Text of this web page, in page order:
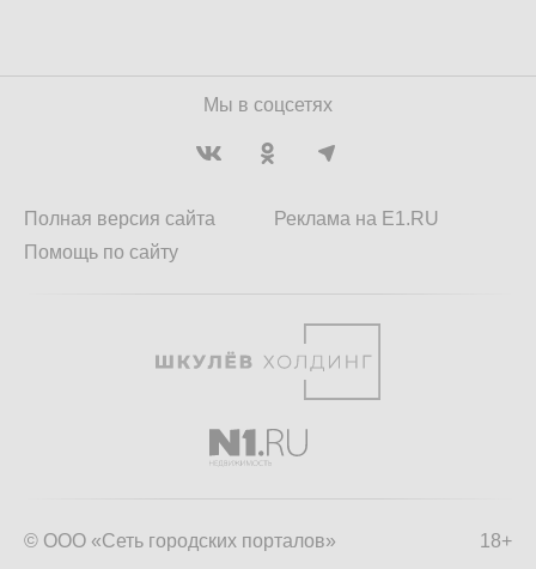
Мы в соцсетях
Полная версия сайта
Помощь по сайту
Реклама на E1.RU
18+
© ООО «Сеть городских порталов»